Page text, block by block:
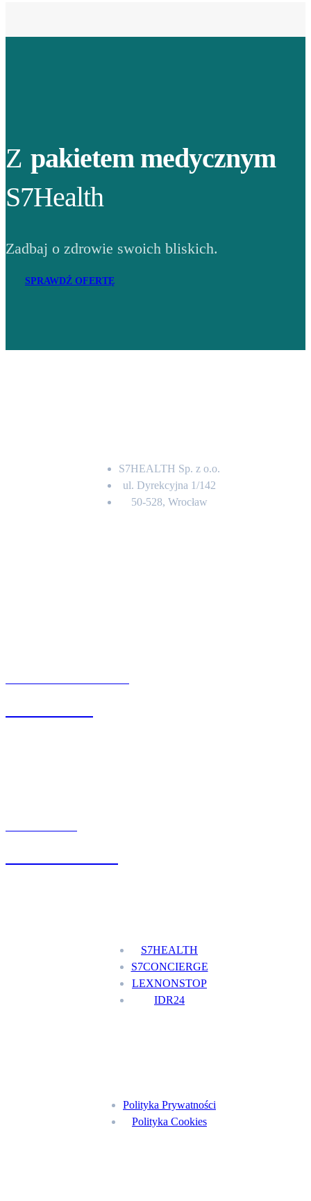
Z pakietem medycznym
S7Health
Zadbaj o zdrowie swoich bliskich.
SPRAWDŹ OFERTĘ
S7HEALTH Sp. z o.o.
ul. Dyrekcyjna 1/142
50-528, Wrocław
S7HEALTH
S7CONCIERGE
LEXNONSTOP
IDR24
Polityka Prywatności
Polityka Cookies